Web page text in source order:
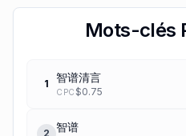
Mots-clés
1 智谱清言
CPC $0.75
2 智谱